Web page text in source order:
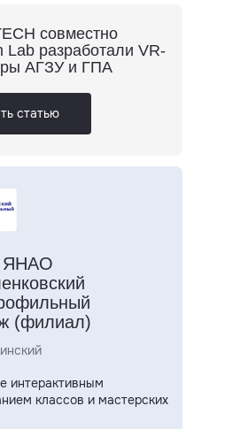
совместно
Lab разработали VR-
АГЗУ и ГПА
статью
ЯНАО
(филиал)
интерактивным
классов и мастерских